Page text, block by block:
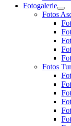
Fotogalerie
Fotos
Fotos